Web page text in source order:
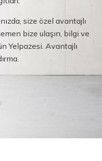
size özel avantajlı
bize ulaşın, bilgi ve
Yelpazesi. Avantajlı